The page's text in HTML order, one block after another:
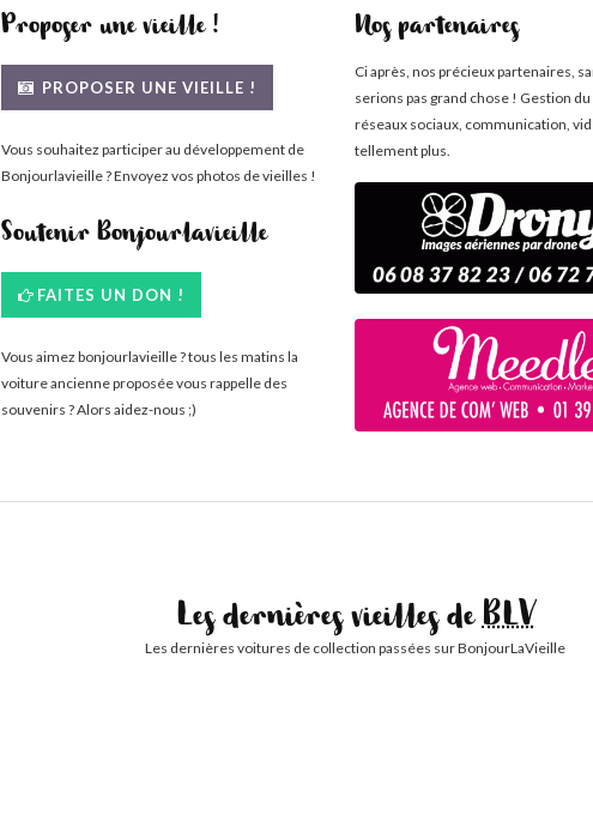
Proposer une vieille !
PROPOSER UNE VIEILLE !
Vous souhaitez participer au développement de
Bonjourlavieille ? Envoyez vos photos de vieilles !
Soutenir Bonjourlavieille
FAITES UN DON !
Vous aimez bonjourlavieille ? tous les matins la
voiture ancienne proposée vous rappelle des
souvenirs ? Alors aidez-nous ;)
Nos partenaires
Ci après, nos précieux partenaires,
serions pas grand chose ! Gestion
réseaux sociaux, communication,
tellement plus.
Les dernières vieilles deBLV
Les dernières voitures de collection passées sur BonjourLaVieille